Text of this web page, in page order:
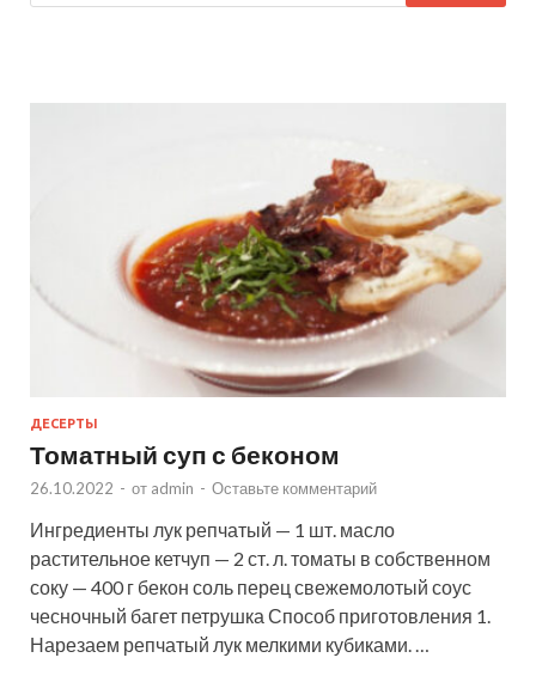
ДЕСЕРТЫ
Томатный суп с беконом
26.10.2022 - от admin - Оставьте комментарий
Ингредиенты лук репчатый — 1 шт. масло
растительное кетчуп — 2 ст. л. томаты в собственном
соку — 400 г бекон соль перец свежемолотый соус
чесночный багет петрушка Способ приготовления 1.
Нарезаем репчатый лук мелкими кубиками. …